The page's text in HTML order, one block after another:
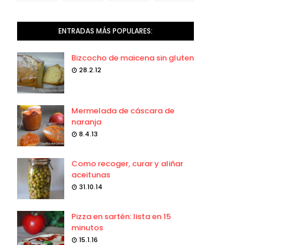
ENTRADAS MÁS POPULARES:
Bizcocho de maicena sin gluten
28.2.12
Mermelada de cáscara de
naranja
8.4.13
Como recoger, curar y aliñar
aceitunas
31.10.14
Pizza en sartén: lista en 15
minutos
15.1.16